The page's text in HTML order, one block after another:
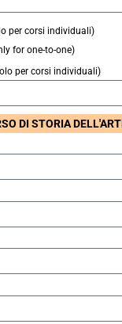
per corsi individuali)
for one-to-one)
per corsi individuali)
DI STORIA